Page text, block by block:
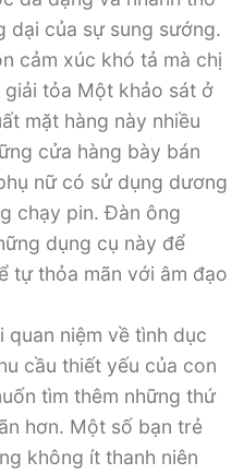
dại của sự sung sướng.
cảm xúc khó tả mà chị
tỏa Một khảo sát ở
mặt hàng này nhiều
cửa hàng bày bán
nữ có sử dụng dương
chạy pin. Đàn ông
dụng cụ này để
tự thỏa mãn với âm đạo
niệm về tình dục
cầu thiết yếu của con
tìm thêm những thứ
hơn. Một số bạn trẻ
không ít thanh niên